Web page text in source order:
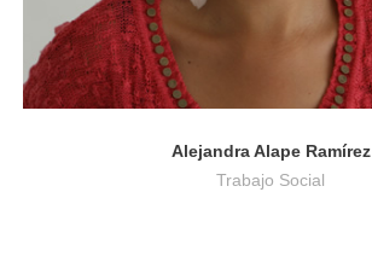
Alejandra Alape Ramírez
Trabajo Social